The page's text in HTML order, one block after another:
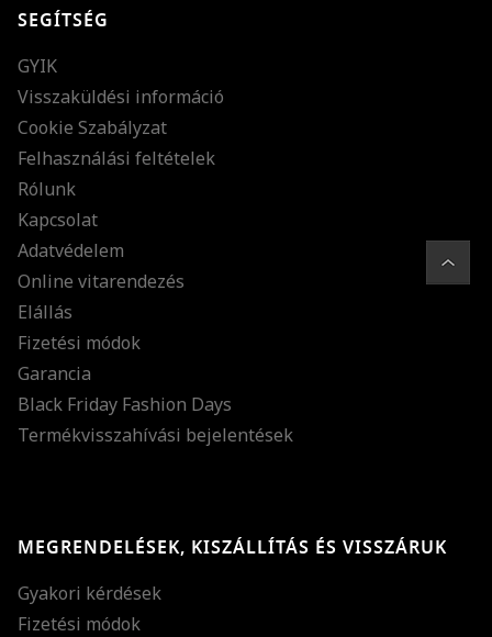
különleges ajánlatainkat és stílustippjeinket!
SEGÍTSÉG
GYIK
Visszaküldési információ
Cookie Szabályzat
Felhasználási feltételek
Rólunk
Kapcsolat
Adatvédelem
Online vitarendezés
Elállás
Fizetési módok
Garancia
Black Friday Fashion Days
Termékvisszahívási bejelentések
MEGRENDELÉSEK, KISZÁLLÍTÁS ÉS VISSZÁRUK
Gyakori kérdések
Fizetési módok